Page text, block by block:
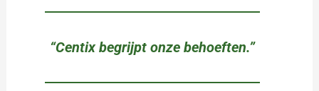
“Centix begrijpt onze behoeften.”